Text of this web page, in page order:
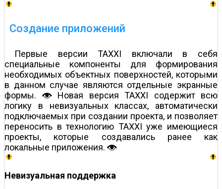
Создание приложений
Первые версии TAXXI включали в себя
специальные компоненты для формирования
необходимых объектных поверхностей, которыми
в данном случае являются отдельные экранные
формы.
Новая версия TAXXI содержит всю
логику в невизуальных классах, автоматически
подключаемых при создании проекта, и позволяет
переносить в технологию TAXXI уже имеющиеся
проекты, которые создавались ранее как
локальные приложения.
Невизуальная поддержка